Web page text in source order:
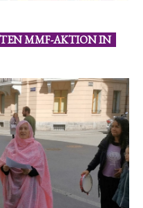
MMF-AKTION IN